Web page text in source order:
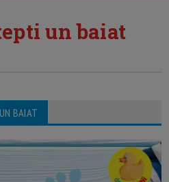
un baiat
BAIAT